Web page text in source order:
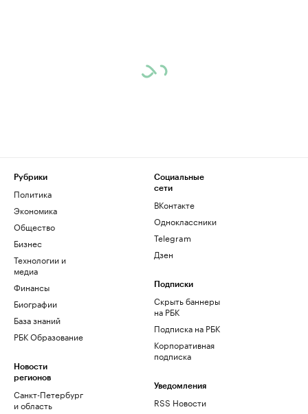
Рубрики
Политика
Экономика
Общество
Бизнес
Технологии и
медиа
Финансы
Биографии
База знаний
РБК Образование
Новости
регионов
Санкт-Петербург
и область
Социальные
сети
ВКонтакте
Одноклассники
Telegram
Дзен
Подписки
Скрыть баннеры
на РБК
Подписка на РБК
Корпоративная
подписка
Уведомления
RSS Новости